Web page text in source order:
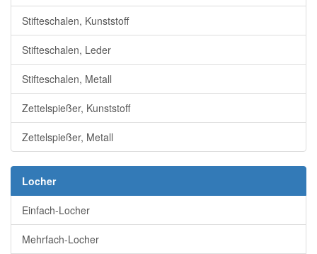
Stifteschalen, Kunststoff
Stifteschalen, Leder
Stifteschalen, Metall
Zettelspießer, Kunststoff
Zettelspießer, Metall
Locher
Einfach-Locher
Mehrfach-Locher